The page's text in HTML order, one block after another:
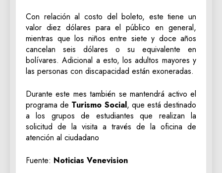
Con relación al costo del boleto, este tiene un
valor diez dólares para el público en general,
mientras que los niños entre siete y doce años
cancelan seis dólares o su equivalente en
bolívares. Adicional a esto, los adultos mayores y
las personas con discapacidad están exoneradas.
Durante este mes también se mantendrá activo el
programa de Turismo Social, que está destinado
a los grupos de estudiantes que realizan la
solicitud de la visita a través de la oficina de
atención al ciudadano
Fuente: Noticias Venevision